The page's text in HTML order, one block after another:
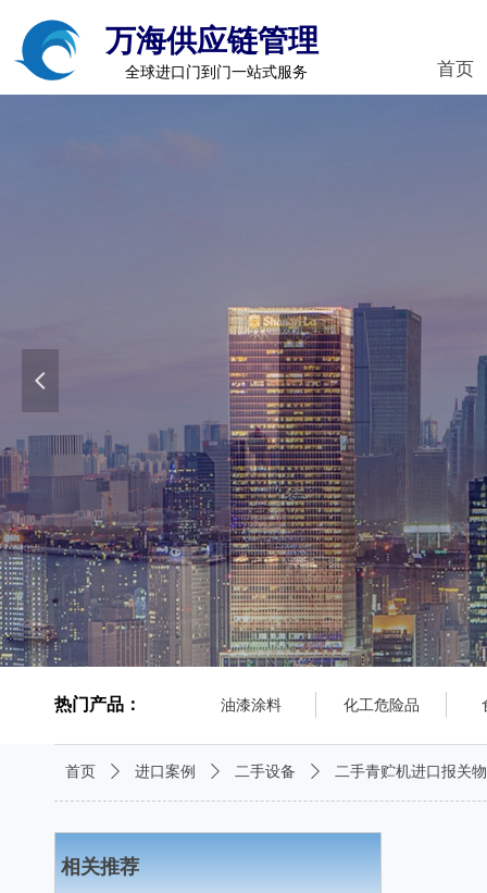
넳
首页
万海供应链管理
全球进口门到门一站式服务
油漆涂料 化工危险品
热门产品：
相关推荐
首页 ꄲ 进口案例 ꄲ 二手设备 ꄲ 二手青贮机进口报关